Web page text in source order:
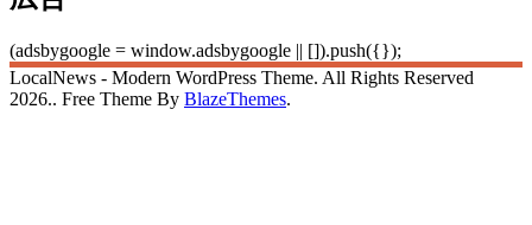
(adsbygoogle = window.adsbygoogle || []).push({});
LocalNews - Modern WordPress Theme. All Rights Reserved
2026.. Free Theme By BlazeThemes.